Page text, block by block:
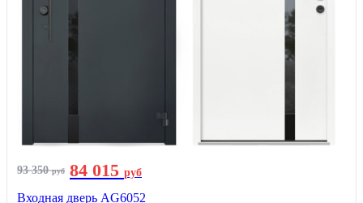
93 350руб 84 015 руб
Входная дверь AG6052